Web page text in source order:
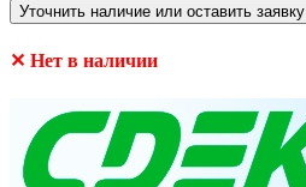
Уточнить наличие или оставить заявку
✕ Нет в наличии